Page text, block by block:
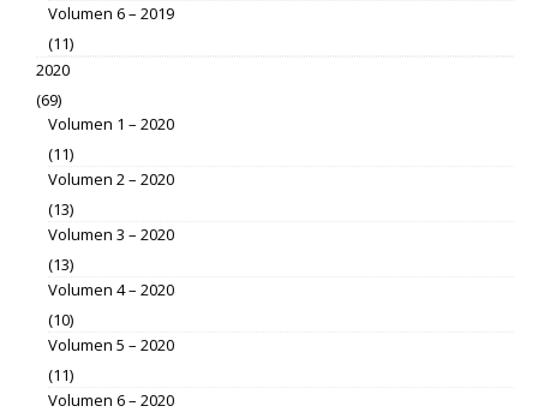
Volumen 6 – 2019
(11)
2020
(69)
Volumen 1 – 2020
(11)
Volumen 2 – 2020
(13)
Volumen 3 – 2020
(13)
Volumen 4 – 2020
(10)
Volumen 5 – 2020
(11)
Volumen 6 – 2020